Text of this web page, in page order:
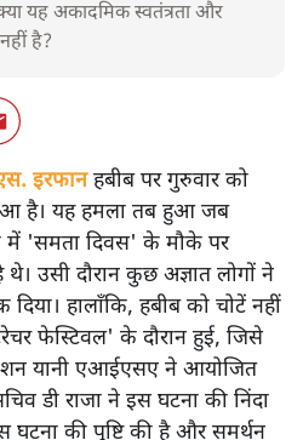
यह अकादमिक स्वतंत्रता और
है?
इरफानहबीब पर गुरुवार को
हुआ है। यह हमला तब हुआ जब
में 'समता दिवस' के मौके पर
उसी दौरान कुछ अज्ञात लोगों ने
हालाँकि, हबीब को चोटें नहीं
फेस्टिवल' के दौरान हुई, जिसे
यानी एआईएसए ने आयोजित
डी राजा ने इस घटना की निंदा
घटना की पुष्टि की है और समर्थन